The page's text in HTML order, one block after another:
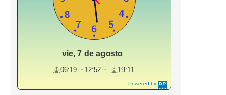
Powered by
DaysPedia.c
vie, 7 de agosto
06:19 12:52 19:11